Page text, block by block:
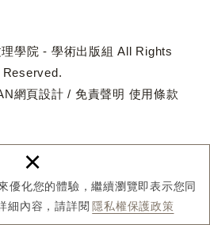
優化您的體驗，繼續瀏覽即表示您同
細內容，請詳閱 隱私權保護政策
×
學院 - 學術出版組 All Rights
Reserved.
網頁設計 / 免責聲明 使用條款